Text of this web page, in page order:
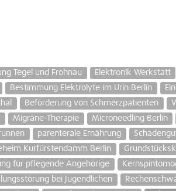
Tegel und Frohnau Elektronik Werkstatt
Bestimmung Elektrolyte im Urin Berlin
Beförderung von Schmerzpatienten
Migräne-Therapie Microneedling Berlin
parenterale Ernährung
Kurfürstendamm Berlin
für pflegende Angehörige
bei Jugendlichen